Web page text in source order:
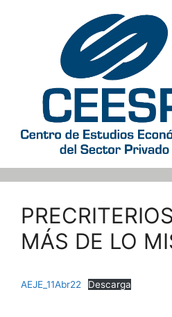
MÁS DE LO
AEJE_11Abr22 Descarga